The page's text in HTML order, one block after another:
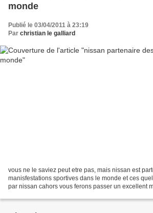
monde
Publié le 03/04/2011 à 23:19
Par christian le galliard
vous ne le saviez peut etre pas, mais nissan est
manisfestations sportives dans le monde et ces
par nissan cahors vous ferons passer un excellent